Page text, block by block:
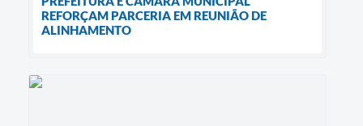
REFORÇAM PARCERIA EM REUNIÃO DE
ALINHAMENTO